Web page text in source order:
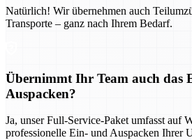
Natürlich! Wir übernehmen auch
Transporte – ganz nach Ihrem Bedarf.
Übernimmt Ihr Team auch das
Auspacken?
Ja, unser Full-Service-Paket umfasst auf
professionelle Ein- und Auspacken Ihrer